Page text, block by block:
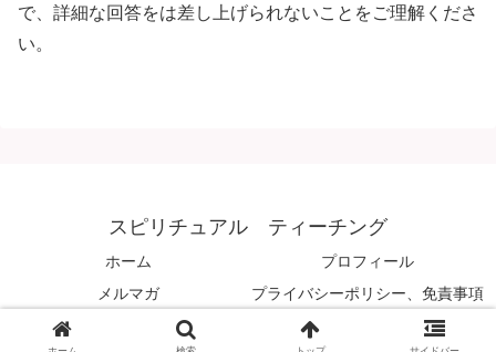
で、詳細な回答をは差し上げられないことをご理解くださ
い。
スピリチュアル ティーチング
ホーム
プロフィール
メルマガ
プライバシーポリシー、免責事項
© 2008 スピリチュアル ティーチング.